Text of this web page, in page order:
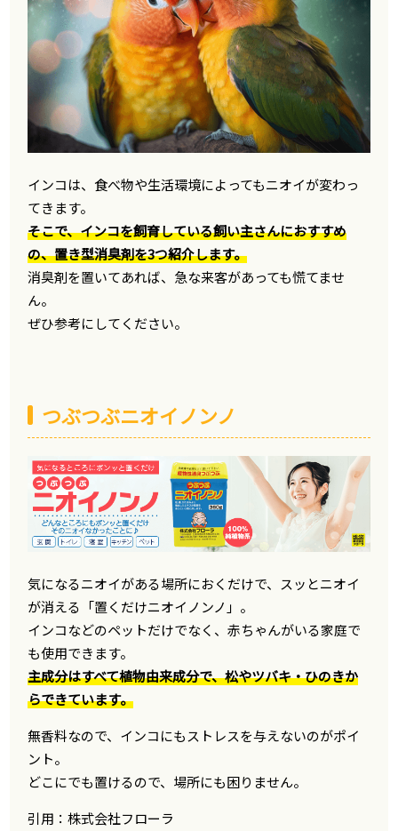
インコは、食べ物や生活環境によってもニオイが変わっ
てきます。
そこで、インコを飼育している飼い主さんにおすすめ
の、置き型消臭剤を3つ紹介します。
消臭剤を置いてあれば、急な来客があっても慌てませ
ん。
ぜひ参考にしてください。
つぶつぶニオイノンノ
気になるニオイがある場所におくだけで、スッとニオイ
が消える「置くだけニオイノンノ」。
インコなどのペットだけでなく、赤ちゃんがいる家庭で
も使用できます。
主成分はすべて植物由来成分で、松やツバキ・ひのきか
らできています。
無香料なので、インコにもストレスを与えないのがポイ
ント。
どこにでも置けるので、場所にも困りません。
引用：株式会社フローラ